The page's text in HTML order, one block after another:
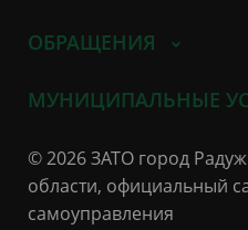
ОБРАЩЕНИЯ
МУНИЦИПАЛЬНЫЕ
© 2026 ЗАТО город
области, официальный
самоуправления